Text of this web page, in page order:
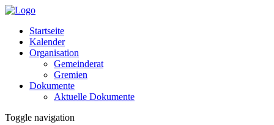
Startseite
Kalender
Organisation
Gemeinderat
Gremien
Dokumente
Aktuelle Dokumente
Toggle navigation